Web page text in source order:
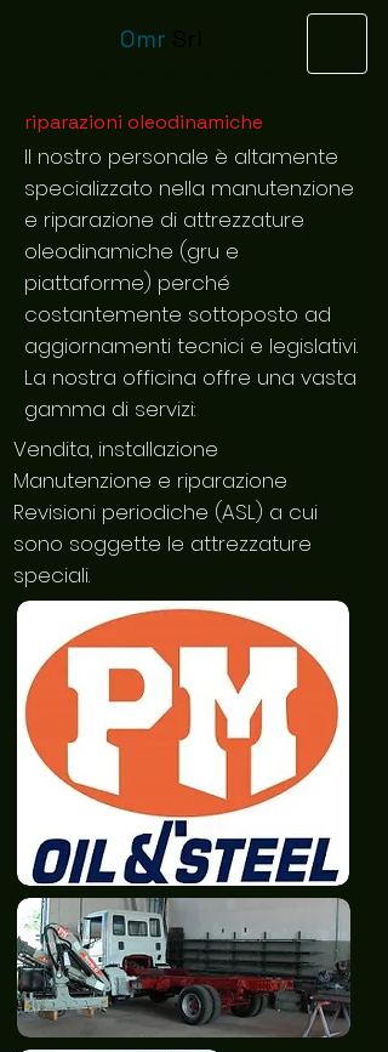
Omr
riparazioni oleodinamiche
Il nostro personale è altamente
specializzato nella manutenzione
e riparazione di attrezzature
oleodinamiche (gru e
piattaforme) perché
costantemente sottoposto ad
aggiornamenti tecnici e legislativi.
La nostra officina offre una vasta
gamma di servizi:
Vendita, installazione
Manutenzione e riparazione
Revisioni periodiche (ASL) a cui
sono soggette le attrezzature
speciali.